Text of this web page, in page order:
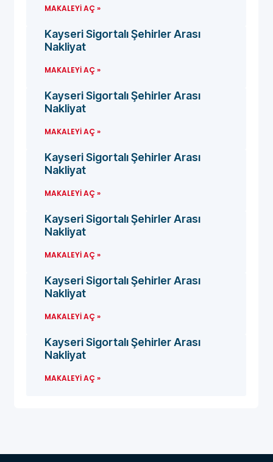
MAKALEYI AÇ »
Kayseri Sigortalı Şehirler Arası
Nakliyat
MAKALEYI AÇ »
Kayseri Sigortalı Şehirler Arası
Nakliyat
MAKALEYI AÇ »
Kayseri Sigortalı Şehirler Arası
Nakliyat
MAKALEYI AÇ »
Kayseri Sigortalı Şehirler Arası
Nakliyat
MAKALEYI AÇ »
Kayseri Sigortalı Şehirler Arası
Nakliyat
MAKALEYI AÇ »
Kayseri Sigortalı Şehirler Arası
Nakliyat
MAKALEYI AÇ »